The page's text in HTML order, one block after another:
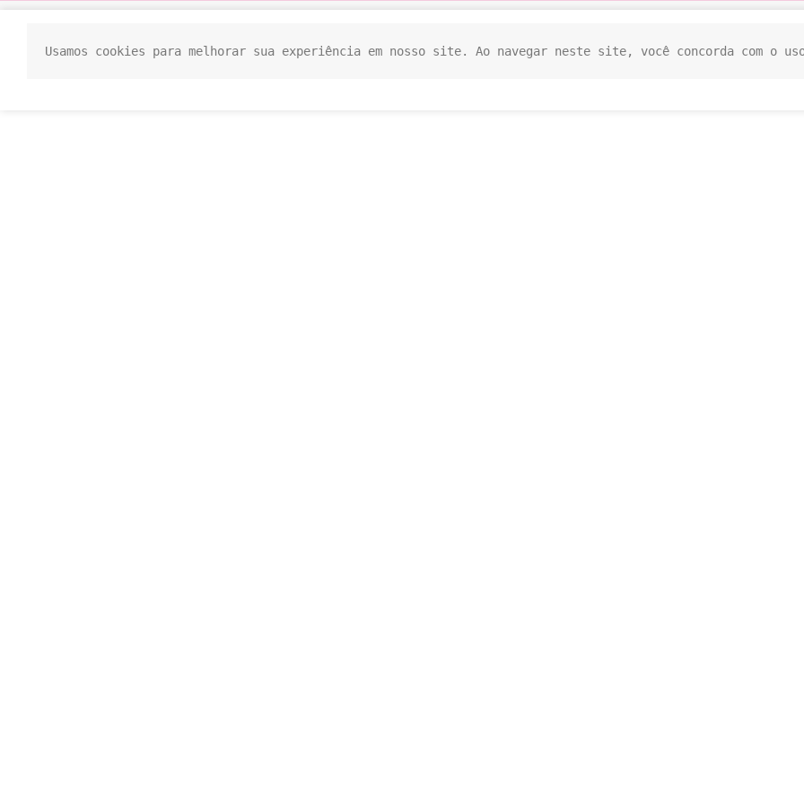
Usamos cookies para melhorar sua experiência em nosso site. Ao navegar neste site, você concorda com o